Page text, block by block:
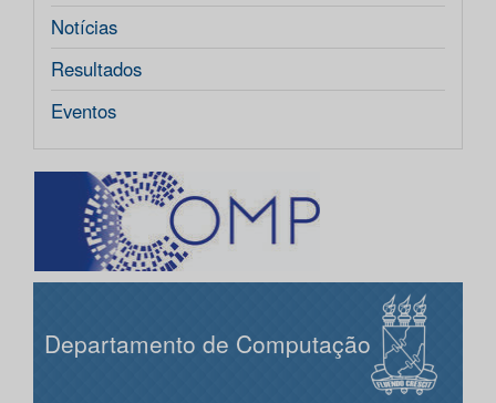
Notícias
Resultados
Eventos
Departamento de Computação